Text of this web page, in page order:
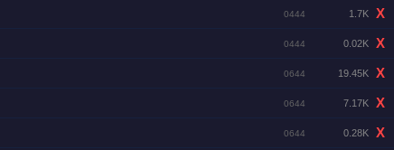
0444 1.7K
X
0444 0.02K
X
0644 19.45K
X
0644 7.17K
X
0644 0.28K
X